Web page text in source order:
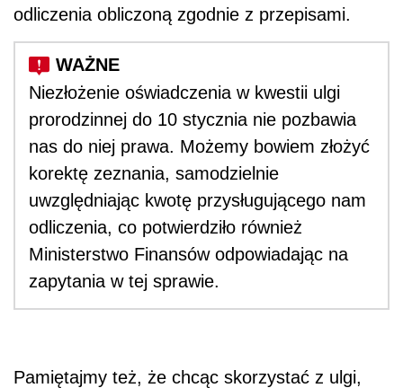
odliczenia obliczoną zgodnie z przepisami.
Niezłożenie oświadczenia w kwestii ulgi
prorodzinnej do 10 stycznia nie pozbawia
nas do niej prawa. Możemy bowiem złożyć
korektę zeznania, samodzielnie
uwzględniając kwotę przysługującego nam
odliczenia, co potwierdziło również
Ministerstwo Finansów odpowiadając na
zapytania w tej sprawie.
Pamiętajmy też, że chcąc skorzystać z ulgi,